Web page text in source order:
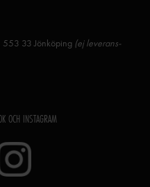
553 33 Jönköping (ej leverans-
OCH INSTAGRAM